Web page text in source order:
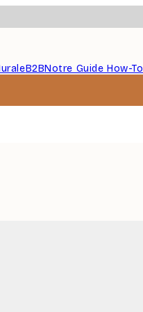
B2BNotre Guide How-To